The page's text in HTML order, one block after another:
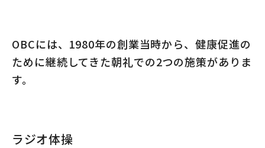
OBCには、1980年の創業当時から、健康促進の
ために継続してきた朝礼での2つの施策がありま
す。
ラジオ体操